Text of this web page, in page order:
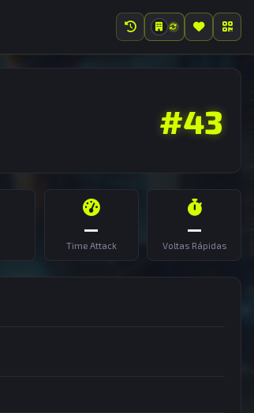
#43
—
Time Attack
—
Voltas Rápidas